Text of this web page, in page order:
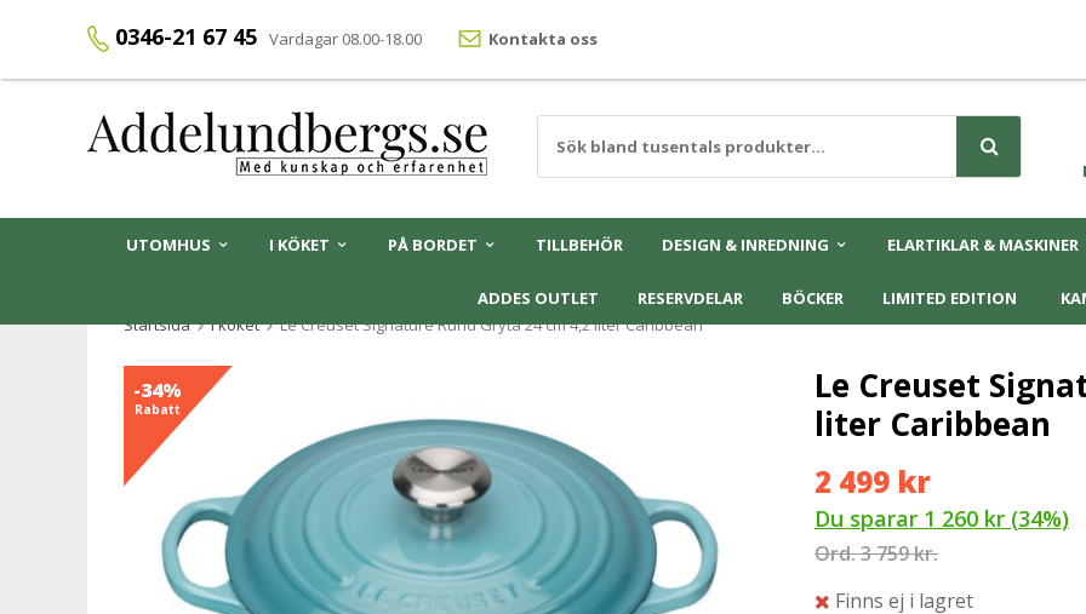
0346-21 67 45 Vardagar 08.00-18.00 Kontakta oss
UTOMHUS I KÖKET PÅ BORDET TILLBEHÖR DESIGN & INREDNING ELARTIKLAR & MASKINER
ADDES OUTLET RESERVDELAR BÖCKER LIMITED EDITION
Startsida
I köket Le Creuset Signature Rund Gryta 24 cm 4,2 liter Caribbean
-34%
Rabatt
Le Creuset
liter Caribbean
2 499 kr
Du sparar 1 260 kr (34%)
Ord.3 759 kr.
Finns ej i lagret